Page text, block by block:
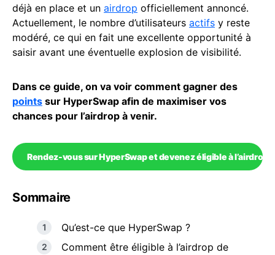
déjà en place et un airdrop officiellement annoncé.
Actuellement, le nombre d’utilisateurs actifs y reste
modéré, ce qui en fait une excellente opportunité à
saisir avant une éventuelle explosion de visibilité.
Dans ce guide, on va voir comment gagner des
points sur HyperSwap afin de maximiser vos
chances pour l’airdrop à venir.
Rendez-vous sur HyperSwap et devenez éligible à l’airdrop
Sommaire
Qu’est-ce que HyperSwap ?
Comment être éligible à l’airdrop de